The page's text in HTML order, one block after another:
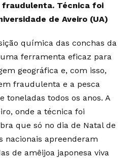
fraudulenta. Técnica foi
de Aveiro (UA)
química das conchas da
ferramenta eficaz para
geográfica e, com isso,
fraudulenta e a pesca
toneladas todos os anos. A
onde a técnica foi
que só no dia de Natal de
nacionais apreenderam
de amêijoa japonesa viva